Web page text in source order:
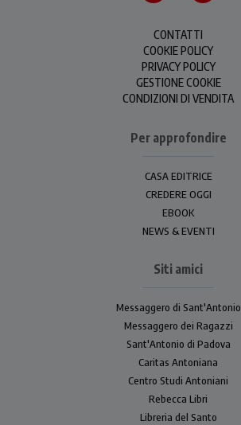
CONTATTI
COOKIE POLICY
PRIVACY POLICY
GESTIONE COOKIE
CONDIZIONI DI VENDITA
Per approfondire
CASA EDITRICE
CREDERE OGGI
EBOOK
NEWS & EVENTI
Siti amici
Messaggero di Sant'Antonio
Messaggero dei Ragazzi
Sant'Antonio di Padova
Caritas Antoniana
Centro Studi Antoniani
Rebecca Libri
Libreria del Santo